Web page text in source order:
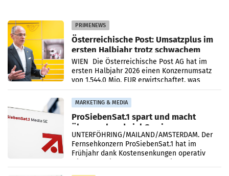
PRIMENEWS
Österreichische Post: Umsatzplus im
ersten Halbjahr trotz schwachem
Briefgeschäft
WIEN Die Österreichische Post AG hat im
ersten Halbjahr 2026 einen Konzernumsatz
von 1.544,0 Mio. EUR erwirtschaftet, was
einem Plus von 3,8 Prozent gegenüber dem
Vergleichszeitraum
MARKETING & MEDIA
ProSiebenSat.1 spart und macht
überraschend viel Gewinn
UNTERFÖHRING/MAILAND/AMSTERDAM. Der
Fernsehkonzern ProSiebenSat.1 hat im
Frühjahr dank Kostensenkungen operativ